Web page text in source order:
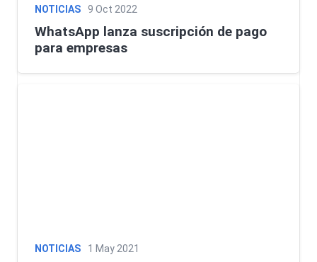
NOTICIAS 9 Oct 2022
WhatsApp lanza suscripción de pago
para empresas
NOTICIAS 1 May 2021